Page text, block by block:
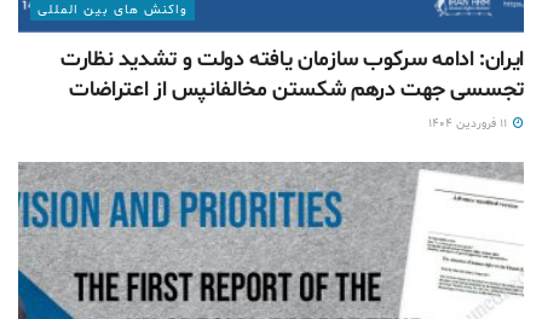
واکنش های بین المللی
ایران: ادامه سرکوب سازمان یافته دولت و تشدید نظارت
تجسسی جهت درهم شکستن مخالفانپس از اعتراضات